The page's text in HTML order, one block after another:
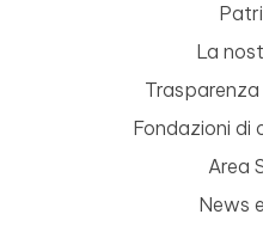
La
Fondazioni di
Area
News